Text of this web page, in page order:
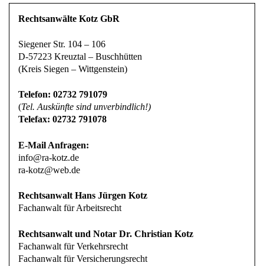
Rechtsanwälte Kotz GbR
Siegener Str. 104 – 106
D-57223 Kreuztal – Buschhütten
(Kreis Siegen – Wittgenstein)
Telefon: 02732 791079
(Tel. Auskünfte sind unverbindlich!)
Telefax: 02732 791078
E-Mail Anfragen:
info@ra-kotz.de
ra-kotz@web.de
Rechtsanwalt Hans Jürgen Kotz
Fachanwalt für Arbeitsrecht
Rechtsanwalt und Notar Dr. Christian Kotz
Fachanwalt für Verkehrsrecht
Fachanwalt für Versicherungsrecht